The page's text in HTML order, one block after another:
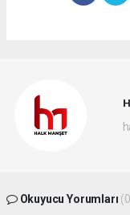
Okuyucu Yorumları